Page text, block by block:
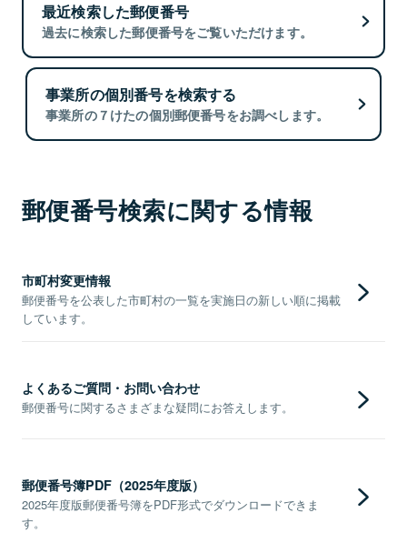
最近検索した郵便番号
過去に検索した郵便番号をご覧いただけます。
事業所の個別番号を検索する
事業所の７けたの個別郵便番号をお調べします。
郵便番号検索に関する情報
市町村変更情報
郵便番号を公表した市町村の一覧を実施日の新しい順に掲載
しています。
よくあるご質問・お問い合わせ
郵便番号に関するさまざまな疑問にお答えします。
郵便番号簿PDF（2025年度版）
2025年度版郵便番号簿をPDF形式でダウンロードできま
す。